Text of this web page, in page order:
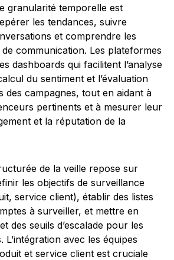
granularité temporelle est
les tendances, suivre
et comprendre les
communication. Les plateformes
dashboards qui facilitent l’analyse
du sentiment et l’évaluation
des campagnes, tout en aidant à
pertinents et à mesurer leur
et la réputation de la
de la veille repose sur
les objectifs de surveillance
service client), établir des listes
à surveiller, et mettre en
des seuils d’escalade pour les
L’intégration avec les équipes
et service client est cruciale